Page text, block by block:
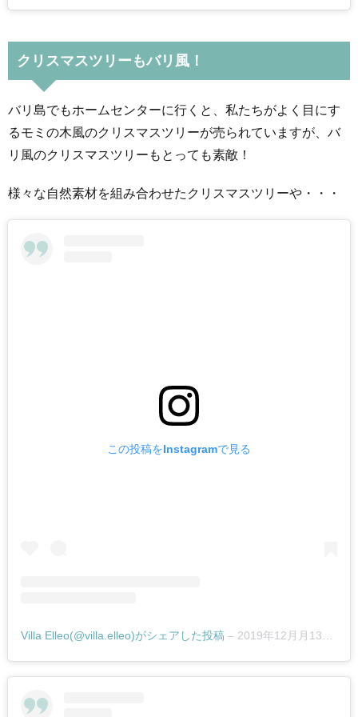
クリスマスツリーもバリ風！
バリ島でもホームセンターに行くと、私たちがよく目にす
るモミの木風のクリスマスツリーが売られていますが、バ
リ風のクリスマスツリーもとっても素敵！
様々な自然素材を組み合わせたクリスマスツリーや・・・
この投稿をInstagramで見る
Villa Elleo(@villa.elleo)がシェアした投稿 – 2019年12月月13日午後2時19分PST